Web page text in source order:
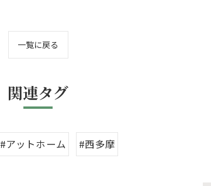
一覧に戻る
関連タグ
#アットホーム #西多摩